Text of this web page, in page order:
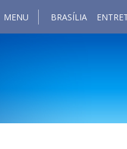
MENU BRASÍLIA